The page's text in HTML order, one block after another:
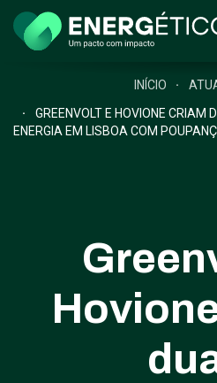
INÍCIO
GREENVOLT E HOVIONE CRIAM
ENERGIA EM LISBOA COM